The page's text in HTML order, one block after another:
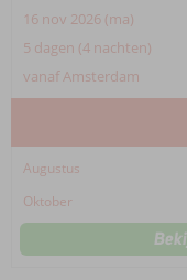
16 nov 2026 (ma)
5 dagen (4 nachten)
vanaf Amsterdam
Augustus
Oktober